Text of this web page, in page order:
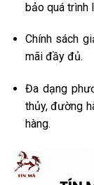
bảo quá trình
Chính sách
mãi đầy đủ.
Đa dạng
thủy, đường
hàng.